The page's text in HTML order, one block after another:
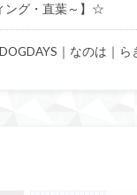
ング・直葉～】☆
｜なのは｜